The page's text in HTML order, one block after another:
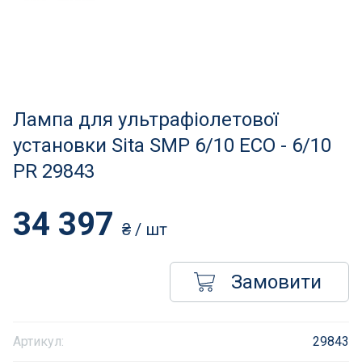
Атракціони для відпочинку
Автоматична очистка
Збірні басейни
Аксесуари для громадських
Підйомники для басейнів
Лампа для ультрафіолетової
установки Sita SMP 6/10 ECO - 6/10
PR 29843
Артикул: 29843
34 397 ₴ / шт
Замовити